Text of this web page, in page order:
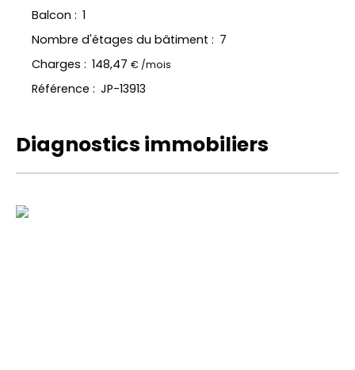
Balcon : 1
Nombre d'étages du bâtiment : 7
Charges : 148,47 € /mois
Référence : JP-13913
Diagnostics immobiliers